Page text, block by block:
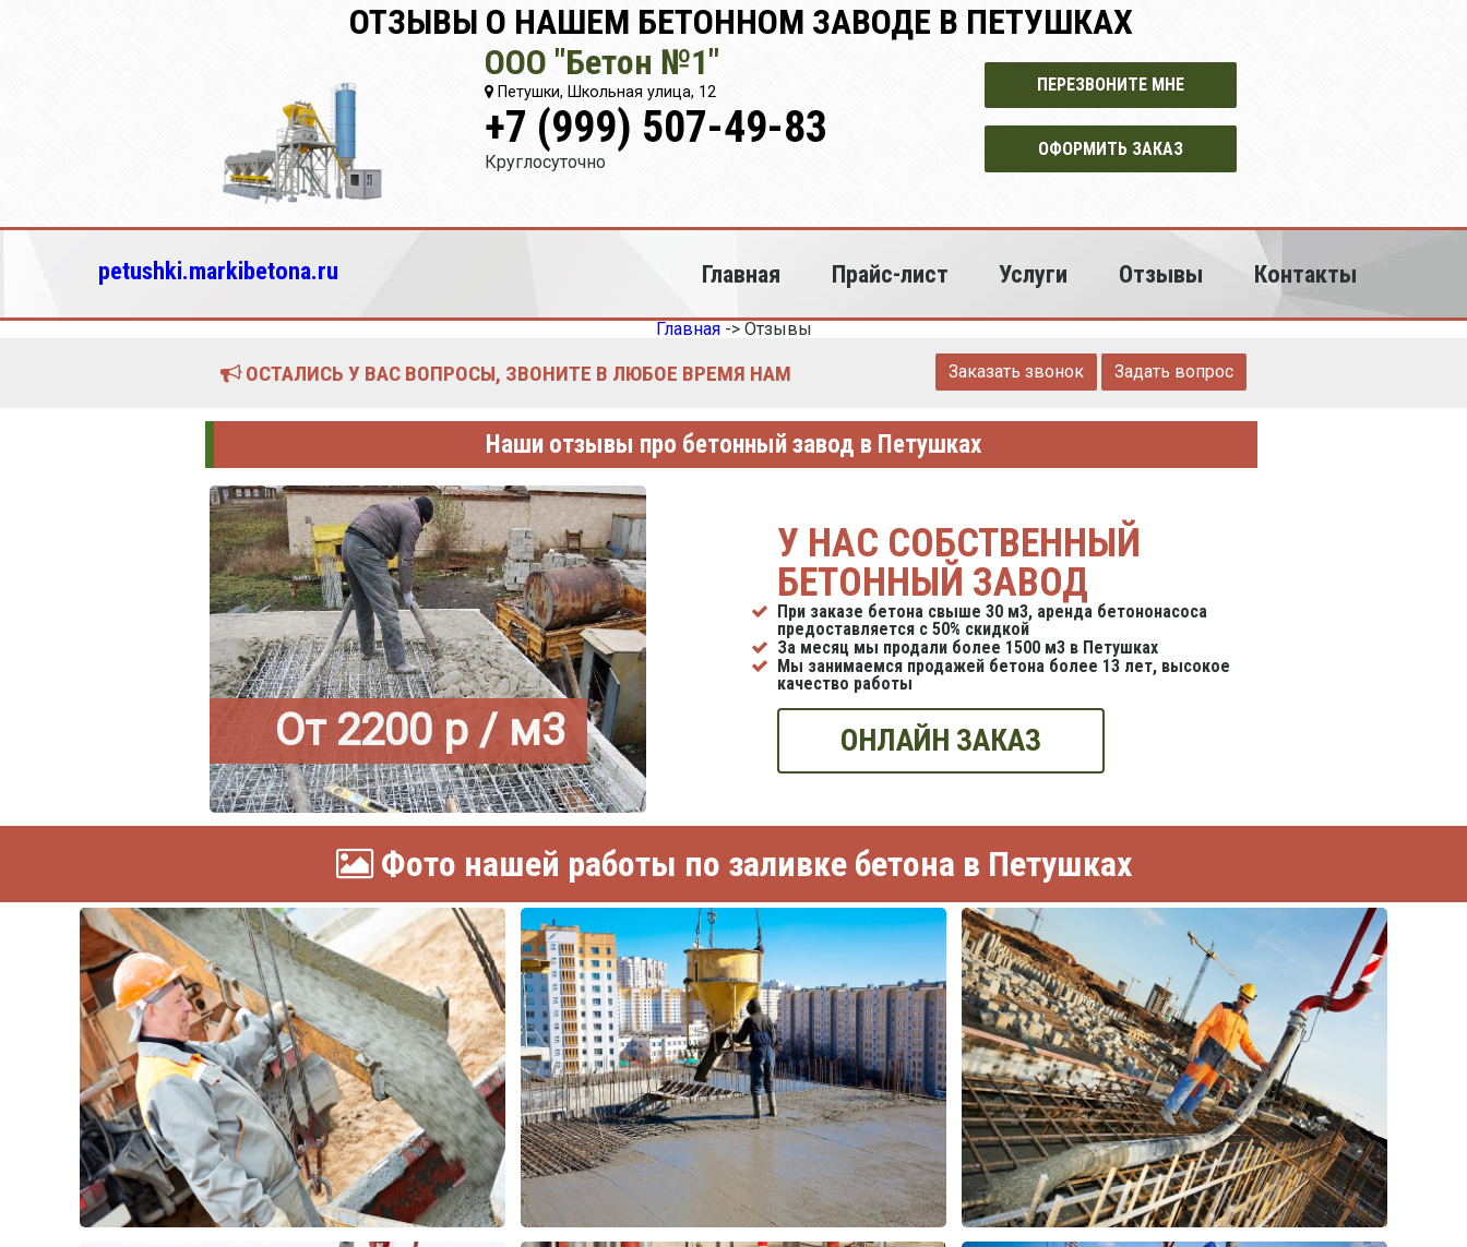
ОТЗЫВЫ О НАШЕМ БЕТОННОМ ЗАВОДЕ В ПЕТУШКАХ
ООО "Бетон №1"
Петушки, Школьная улица, 12
+7 (999) 507-49-83
Круглосуточно
ПЕРЕЗВОНИТЕ МНЕ
ОФОРМИТЬ ЗАКАЗ
petushki.markibetona.ru Главная Прайс-лист Услуги Отзывы Контакты
Главная-> Отзывы
ОСТАЛИСЬ У ВАС ВОПРОСЫ, ЗВОНИТЕ В ЛЮБОЕ ВРЕМЯ НАМ Заказать звонок Задать вопрос
Наши отзывы про бетонный завод в Петушках
От 2200 р / м3
У НАС СОБСТВЕННЫЙ
БЕТОННЫЙ ЗАВОД
При заказе бетона свыше 30 м3, аренда бетононасоса
предоставляется с 50% скидкой
За месяц мы продали более 1500 м3 в Петушках
Мы занимаемся продажей бетона более 13 лет, высокое
качество работы
ОНЛАЙН ЗАКАЗ
Фото нашей работы по заливке бетона в Петушках